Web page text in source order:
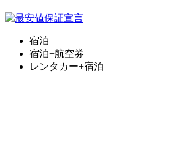
宿泊
宿泊+航空券
レンタカー+宿泊